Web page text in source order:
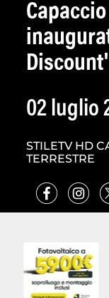
02 luglio
STILETV HD
TERRESTRE